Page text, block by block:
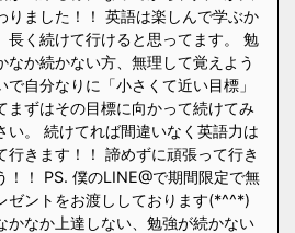
りました！！ 英語は楽しんで学ぶか
長く続けて行けると思ってます。 勉
なか続かない方、無理して覚えよう
で自分なりに「小さくて近い目標」
まずはその目標に向かって続けてみ
い。 続けてれば間違いなく英語力は
行きます！！ 諦めずに頑張って行き
！！ PS. 僕のLINE@で期間限定で無
ゼントをお渡ししております(*^^*)
かなか上達しない、勉強が続かない